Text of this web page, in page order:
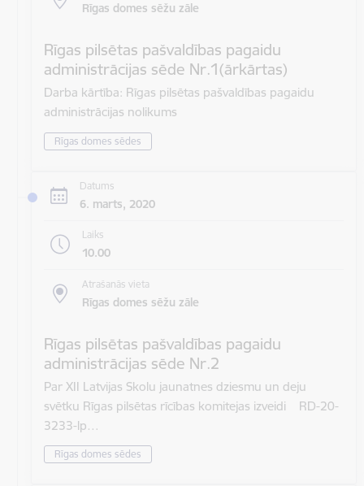
Rīgas domes sēžu zāle
Rīgas pilsētas pašvaldības pagaidu
administrācijas sēde Nr.1(ārkārtas)
Darba kārtība: Rīgas pilsētas pašvaldības pagaidu
administrācijas nolikums
Rīgas domes sēdes
Datums
6. marts, 2020
Laiks
10.00
Atrašanās vieta
Rīgas domes sēžu zāle
Rīgas pilsētas pašvaldības pagaidu
administrācijas sēde Nr.2
Par XII Latvijas Skolu jaunatnes dziesmu un deju
svētku Rīgas pilsētas rīcības komitejas izveidi RD-20-
3233-lp…
Rīgas domes sēdes